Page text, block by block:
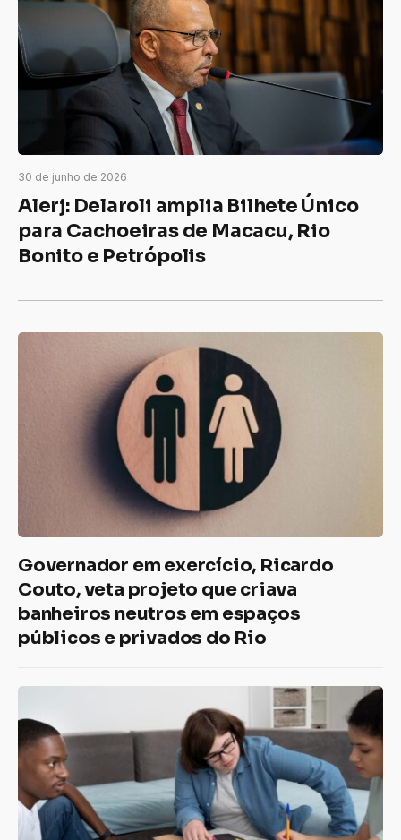
30 de junho de 2026
Alerj: Delaroli amplia Bilhete Único
para Cachoeiras de Macacu, Rio
Bonito e Petrópolis
Governador em exercício, Ricardo
Couto, veta projeto que criava
banheiros neutros em espaços
públicos e privados do Rio